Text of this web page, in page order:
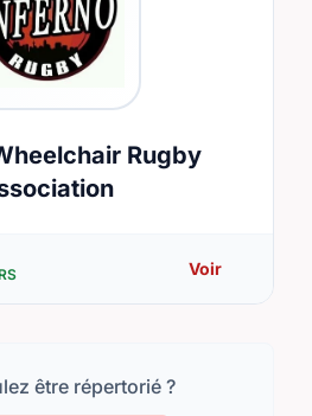
Rugby
Voir
être répertorié ?